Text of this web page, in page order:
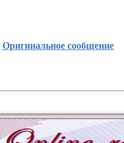
Оригинальное сообщение